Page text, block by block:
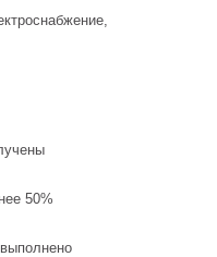
50%